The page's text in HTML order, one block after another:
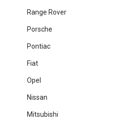
Range Rover
Porsche
Pontiac
Fiat
Opel
Nissan
Mitsubishi